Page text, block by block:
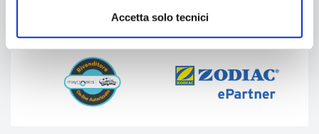
Accetta solo tecnici
Le nostre collaborazioni